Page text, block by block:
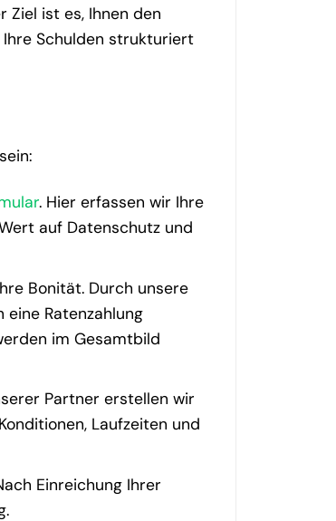
ist es, Ihnen den
Ihre Schulden strukturiert
. Hier erfassen wir Ihre
auf Datenschutz und
Bonität. Durch unsere
Ratenzahlung
im Gesamtbild
Partner erstellen wir
Laufzeiten und
Einreichung Ihrer